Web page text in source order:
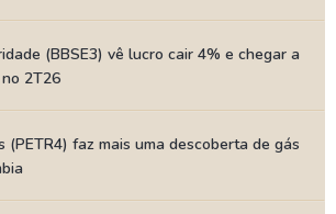
(BBSE3) vê lucro cair 4% e chegar a
2T26
(PETR4) faz mais uma descoberta de gás